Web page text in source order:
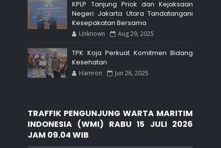
KPLP Tanjung Priok dan Kejaksaan
Negeri Jakarta Utara Tandatangani
Kesepakatan Bersama
Unknown Aug 29, 2025
TPK Koja Perkuat Komitmen Bidang
Kesehatan
Hamron Jun 26, 2025
TRAFFIK PENGUNJUNG WARTA MARITIM
INDONESIA (WMI) RABU 15 JULI 2026
JAM 09.04 WIB